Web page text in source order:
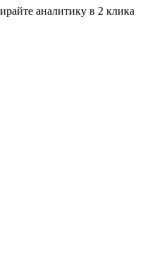
аналитику в 2 клика